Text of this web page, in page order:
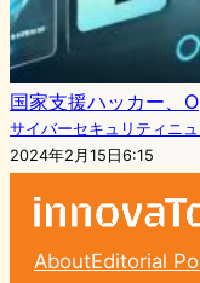
国家支援ハッカー、
サイバーセキュリティニ
2024年2月15日6:15
AboutEditorial